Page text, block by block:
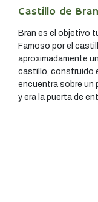
Castillo de Bran
Bran es el objetivo
Famoso por el
aproximadamente
castillo, construido
encuentra sobre un
y era la puerta de